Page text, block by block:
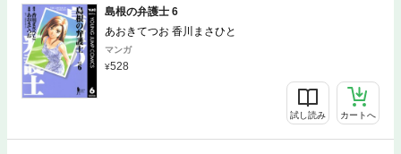
島根の弁護士 6
あおきてつお 香川まさひと
マンガ
528
試し読み カートへ